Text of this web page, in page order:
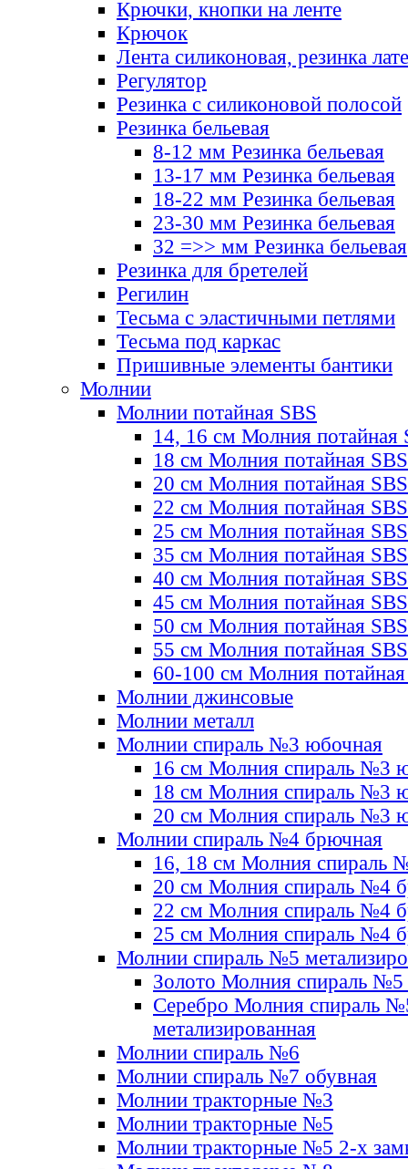
Крючки, кнопки на ленте
Крючок
Лента силиконовая, резинка
Регулятор
Резинка с силиконовой полосой
Резинка бельевая
8-12 мм Резинка бельевая
13-17 мм Резинка бельевая
18-22 мм Резинка бельевая
23-30 мм Резинка бельевая
32 =>> мм Резинка бельевая
Резинка для бретелей
Регилин
Тесьма с эластичными петлями
Тесьма под каркас
Пришивные элементы бантики
Молнии
Молнии потайная SBS
14, 16 см Молния потайная
18 см Молния потайная SBS
20 см Молния потайная SBS
22 см Молния потайная SBS
25 см Молния потайная SBS
35 см Молния потайная SBS
40 см Молния потайная SBS
45 см Молния потайная SBS
50 см Молния потайная SBS
55 см Молния потайная SBS
60-100 см Молния
Молнии джинсовые
Молнии металл
Молнии спираль №3 юбочная
16 см Молния спираль №3
18 см Молния спираль №3
20 см Молния спираль №3
Молнии спираль №4 брючная
16, 18 см Молния спираль
20 см Молния спираль №4
22 см Молния спираль №4
25 см Молния спираль №4
Молнии спираль №5
Золото Молния спираль №5
Серебро Молния спираль
метализированная
Молнии спираль №6
Молнии спираль №7 обувная
Молнии тракторные №3
Молнии тракторные №5
Молнии тракторные №5 2-х